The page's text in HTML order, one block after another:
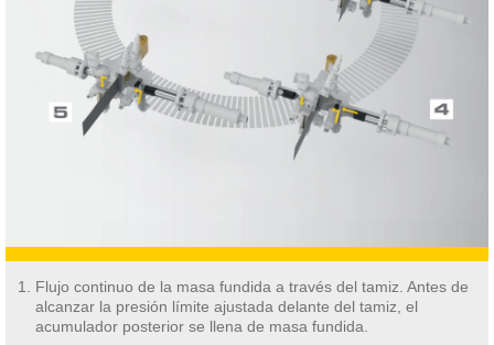
Flujo continuo de la masa fundida a través del tamiz. Antes de
alcanzar la presión límite ajustada delante del tamiz, el
acumulador posterior se llena de masa fundida.